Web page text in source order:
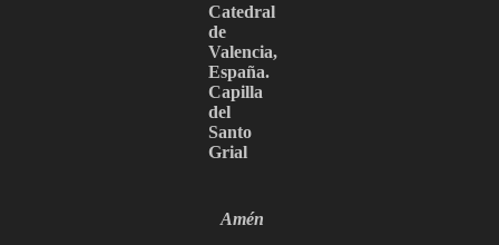
Catedral
de
Valencia,
España.
Capilla
del
Santo
Grial
Amén